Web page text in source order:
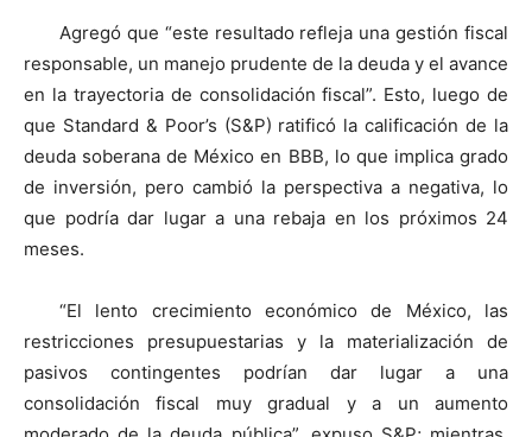
Agregó que “este resultado refleja una gestión fiscal
responsable, un manejo prudente de la deuda y el avance
en la trayectoria de consolidación fiscal”. Esto, luego de
que Standard & Poor’s (S&P) ratificó la calificación de la
deuda soberana de México en BBB, lo que implica grado
de inversión, pero cambió la perspectiva a negativa, lo
que podría dar lugar a una rebaja en los próximos 24
meses.
“El lento crecimiento económico de México, las
restricciones presupuestarias y la materialización de
pasivos contingentes podrían dar lugar a una
consolidación fiscal muy gradual y a un aumento